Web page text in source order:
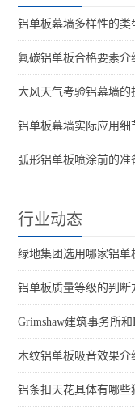
铝单板幕墙多样性的类
氟碳铝单板合格要素介
大风天气考验铝幕墙的
铝单板幕墙实际应用细
弧形铝单板喷涂前的准
行业动态
绿地集团选用哪家铝
铝单板质量等级的判断
木纹铝单板吸音效果介
铝条扣天花具体有哪些